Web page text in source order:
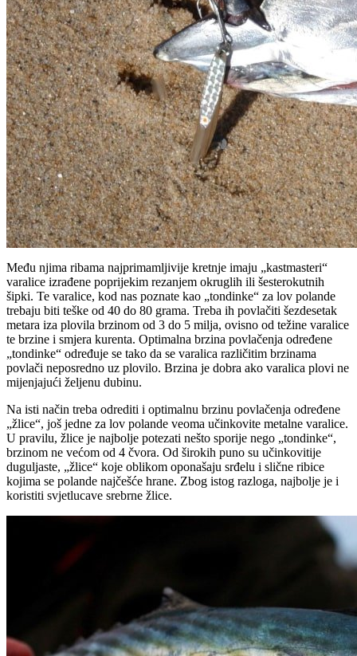
Među njima ribama najprimamljivije kretnje imaju „kastmasteri“
varalice izrađene poprijekim rezanjem okruglih ili šesterokutnih
šipki. Te varalice, kod nas poznate kao „tondinke“ za lov polande
trebaju biti teške od 40 do 80 grama. Treba ih povlačiti šezdesetak
metara iza plovila brzinom od 3 do 5 milja, ovisno od težine varalice
te brzine i smjera kurenta. Optimalna brzina povlačenja određene
„tondinke“ određuje se tako da se varalica različitim brzinama
povlači neposredno uz plovilo. Brzina je dobra ako varalica plovi ne
mijenjajući željenu dubinu.
Na isti način treba odrediti i optimalnu brzinu povlačenja određene
„žlice“, još jedne za lov polande veoma učinkovite metalne varalice.
U pravilu, žlice je najbolje potezati nešto sporije nego „tondinke“,
brzinom ne većom od 4 čvora. Od širokih puno su učinkovitije
duguljaste, „žlice“ koje oblikom oponašaju srđelu i slične ribice
kojima se polande najčešće hrane. Zbog istog razloga, najbolje je i
koristiti svjetlucave srebrne žlice.